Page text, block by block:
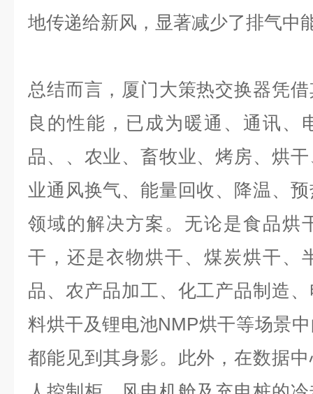
地传递给新风，显著减少了排气中
总结而言，厦门大策热交换器凭
良的性能，已成为暖通、通讯、
品、、农业、畜牧业、烤房、烘
业通风换气、能量回收、降温、
领域的解决方案。无论是食品烘
干，还是衣物烘干、煤炭烘干、
品、农产品加工、化工产品制造
料烘干及锂电池NMP烘干等场景
都能见到其身影。此外，在数据